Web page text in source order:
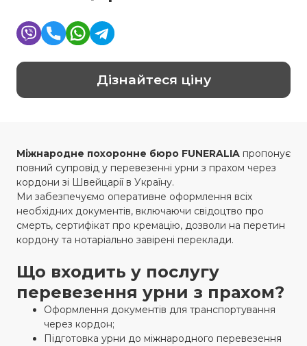
Дізнайтеся ціну
Міжнародне похоронне бюро FUNERALIAпропонує
повний супровід у перевезенні урни з прахом через
кордони зі Швейцарії в Україну.
Ми забезпечуємо оперативне оформлення всіх
необхідних документів, включаючи свідоцтво про
смерть, сертифікат про кремацію, дозволи на перетин
кордону та нотаріально завірені переклади.
Що входить у послугу
перевезення урни з прахом?
Оформлення документів для транспортування
через кордон;
Підготовка урни до міжнародного перевезення